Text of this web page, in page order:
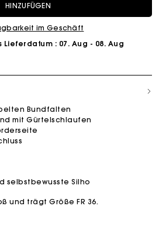
HINZUFÜGEN
im Geschäft
Lieferdatum : 07. Aug - 08. Aug
Bundfalten
mit Gürtelschlaufen
selbstbewusste Silho
und trägt Größe FR 36.